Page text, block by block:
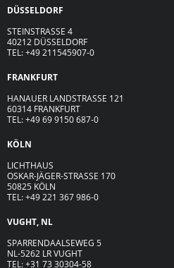
DÜSSELDORF
STEINSTRASSE 4
40212 DÜSSELDORF
TEL: +49 211545907-0
FRANKFURT
HANAUER LANDSTRASSE 121
60314 FRANKFURT
TEL: +49 69 9150 687-0
KÖLN
LICHTHAUS
OSKAR-JÄGER-STRASSE 170
50825 KÖLN
TEL: +49 221 367 986-0
VUGHT, NL
SPARRENDAALSEWEG 5
NL-5262 LR VUGHT
TEL: +31 73 30304-58